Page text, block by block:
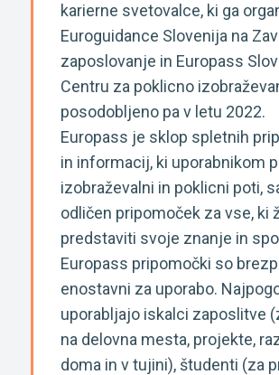
karierne svetovalce, ki ga
Euroguidance Slovenija na
zaposlovanje in Europass
Centru za poklicno
posodobljeno pa v letu 2022.
Europass je sklop spletnih
in informacij, ki uporabnikom
izobraževalni in poklicni poti,
odličen pripomoček za vse, ki
predstaviti svoje znanje in
Europass pripomočki so
enostavni za uporabo.
uporabljajo iskalci zaposlitve
na delovna mesta, projekte,
doma in v tujini), študenti (za